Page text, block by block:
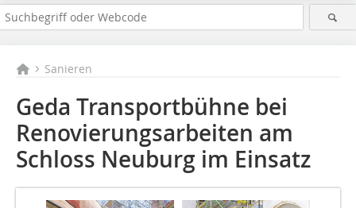
Sanieren
Geda Transportbühne bei
Renovierungsarbeiten am
Schloss Neuburg im Einsatz